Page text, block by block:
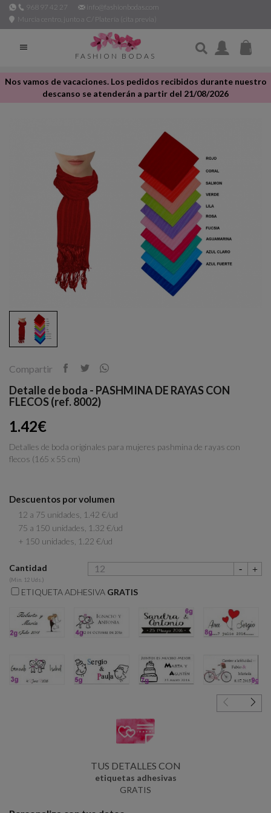
968 97 42 27
info@fashionbodas.com
Murcia centro, junto a C/ Platería (cita previa)

FASHION BODAS
Nos vamos de vacaciones. Los pedidos recibidos durante nuestro
descanso se atenderán a partir del 21/08/2026
Compartir
Detalle de boda - PASHMINA DE RAYAS CON
FLECOS (ref. 8002)
1.42€
Detalles de boda originales para mujeres pashmina de rayas con
flecos (165 x 55 cm)
Descuentos por volumen
12 a 75 unidades, 1.42 €/ud
75 a 150 unidades, 1.32 €/ud
+ 150 unidades, 1.22 €/ud
Cantidad
(Min. 12 Uds.)
ETIQUETA ADHESIVA GRATIS
TUS DETALLES CON
etiquetas adhesivas
GRATIS